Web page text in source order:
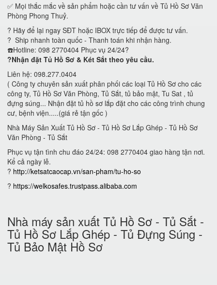
✅ Mọi thắc mắc về sản phẩm hoặc cần tư vấn về Tủ Hồ Sơ Văn
Phòng Phong Thuỷ.
? Hãy để lại ngay SĐT hoặc IBOX trực tiếp để được tư vấn.
? Ship nhanh toàn quốc - Thanh toán khi nhận hàng.
☎️Hotline: 098 2770404 Phục vụ 24/24?
?Nhận đặt Tủ Hồ Sơ & Két Sắt theo yêu cầu.
Liên hệ: 098.277.0404
( Công ty chuyên sản xuất phân phối các loại Tủ Hồ Sơ cho các
công ty, Tủ Hồ Sơ Văn Phòng, Tủ Sắt, tủ bảo mật, Tu Sat , tủ
đựng súng... Nhận đặt tủ hồ sơ lắp đặt cho các công trình chung
cư, bệnh viện.....(giá rẻ tận gốc )
Nhà Máy Sản Xuất Tủ Hồ Sơ - Tủ Hồ Sơ Lắp Ghép - Tủ Hồ Sơ
Văn Phòng - Tủ Sắt
Phục vụ tận tình chu đáo 24/24: 098 2770404 giao hàng tận nơi.
Kể cả ngày lễ.
? http://ketsatcaocap.vn/san-pham/tu-ho-so
? https://welkosafes.trustpass.alibaba.com
Nhà máy sản xuất Tủ Hồ Sơ - Tủ Sắt -
Tủ Hồ Sơ Lắp Ghép - Tủ Đựng Súng -
Tủ Bảo Mật Hồ Sơ